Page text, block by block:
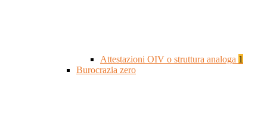
Attestazioni OIV o struttura analoga 1
Burocrazia zero